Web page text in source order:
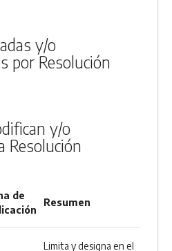
y/o
por Resolución
y/o
Resolución
de
Resumen
Limita y designa en el